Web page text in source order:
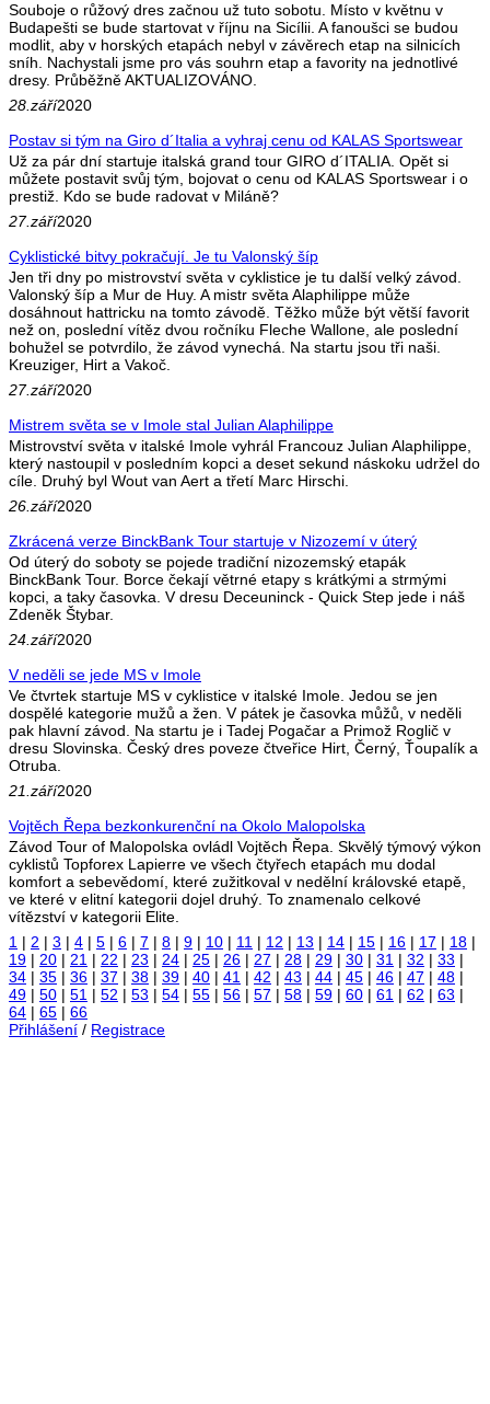
Souboje o růžový dres začnou už tuto sobotu. Místo v květnu v
Budapešti se bude startovat v říjnu na Sicílii. A fanoušci se budou
modlit, aby v horských etapách nebyl v závěrech etap na silnicích
sníh. Nachystali jsme pro vás souhrn etap a favority na jednotlivé
dresy. Průběžně AKTUALIZOVÁNO.
28.září2020
Postav si tým na Giro d´Italia a vyhraj cenu od KALAS Sportswear
Už za pár dní startuje italská grand tour GIRO d´ITALIA. Opět si
můžete postavit svůj tým, bojovat o cenu od KALAS Sportswear i o
prestiž. Kdo se bude radovat v Miláně?
27.září2020
Cyklistické bitvy pokračují. Je tu Valonský šíp
Jen tři dny po mistrovství světa v cyklistice je tu další velký závod.
Valonský šíp a Mur de Huy. A mistr světa Alaphilippe může
dosáhnout hattricku na tomto závodě. Těžko může být větší favorit
než on, poslední vítěz dvou ročníku Fleche Wallone, ale poslední
bohužel se potvrdilo, že závod vynechá. Na startu jsou tři naši.
Kreuziger, Hirt a Vakoč.
27.září2020
Mistrem světa se v Imole stal Julian Alaphilippe
Mistrovství světa v italské Imole vyhrál Francouz Julian Alaphilippe,
který nastoupil v posledním kopci a deset sekund náskoku udržel do
cíle. Druhý byl Wout van Aert a třetí Marc Hirschi.
26.září2020
Zkrácená verze BinckBank Tour startuje v Nizozemí v úterý
Od úterý do soboty se pojede tradiční nizozemský etapák
BinckBank Tour. Borce čekají větrné etapy s krátkými a strmými
kopci, a taky časovka. V dresu Deceuninck - Quick Step jede i náš
Zdeněk Štybar.
24.září2020
V neděli se jede MS v Imole
Ve čtvrtek startuje MS v cyklistice v italské Imole. Jedou se jen
dospělé kategorie mužů a žen. V pátek je časovka můžů, v neděli
pak hlavní závod. Na startu je i Tadej Pogačar a Primož Roglič v
dresu Slovinska. Český dres poveze čtveřice Hirt, Černý, Ťoupalík a
Otruba.
21.září2020
Vojtěch Řepa bezkonkurenční na Okolo Malopolska
Závod Tour of Malopolska ovládl Vojtěch Řepa. Skvělý týmový výkon
cyklistů Topforex Lapierre ve všech čtyřech etapách mu dodal
komfort a sebevědomí, které zužitkoval v nedělní královské etapě,
ve které v elitní kategorii dojel druhý. To znamenalo celkové
vítězství v kategorii Elite.
1 | 2 | 3 | 4 | 5 | 6 | 7 | 8 | 9 | 10 | 11 | 12 | 13 | 14 | 15 | 16 | 17 | 18 |
19 | 20 | 21 | 22 | 23 | 24 | 25 | 26 | 27 | 28 | 29 | 30 | 31 | 32 | 33 |
34 | 35 | 36 | 37 | 38 | 39 | 40 | 41 | 42 | 43 | 44 | 45 | 46 | 47 | 48 |
49 | 50 | 51 | 52 | 53 | 54 | 55 | 56 | 57 | 58 | 59 | 60 | 61 | 62 | 63 |
64 | 65 | 66
Přihlášení / Registrace